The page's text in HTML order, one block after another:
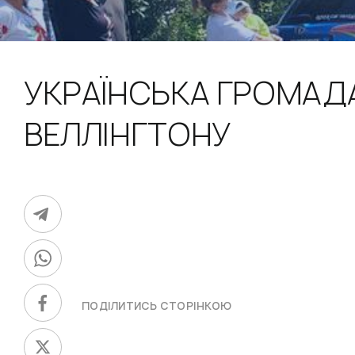
УКРАЇНСЬКА
ВЕЛЛІНГТОНУ
ПОДІЛИТИСЬ СТОРІНКОЮ